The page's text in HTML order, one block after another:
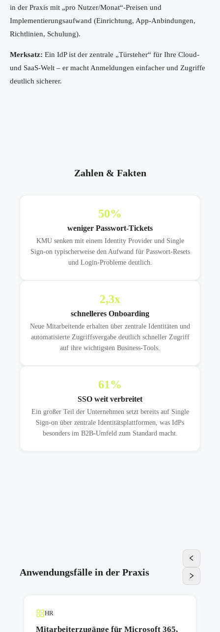
in der Praxis mit „pro Nutzer/Monat“-Preisen und
Implementierungsaufwand (Einrichtung, App-Anbindungen,
Richtlinien, Schulung).
Merksatz: Ein IdP ist der zentrale „Türsteher“ für Ihre Cloud-
und SaaS-Welt – er macht Anmeldungen einfacher und Zugriffe
deutlich sicherer.
Zahlen & Fakten
50%
weniger Passwort-Tickets
KMU senken mit einem Identity Provider und Single
Sign-on typischerweise den Aufwand für Passwort-Resets
und Login-Probleme deutlich.
2,3x
schnelleres Onboarding
Neue Mitarbeitende erhalten über zentrale Identitäten und
automatisierte Zugriffsvergabe deutlich schneller Zugriff
auf ihre wichtigsten Business-Tools.
61%
SSO weit verbreitet
Ein großer Teil der Unternehmen setzt bereits auf Single
Sign-on über zentrale Identitätsplattformen, was IdPs
besonders im B2B-Umfeld zum Standard macht.
Anwendungsfälle in der Praxis
HR
Mitarbeiterzugänge für Microsoft 365,